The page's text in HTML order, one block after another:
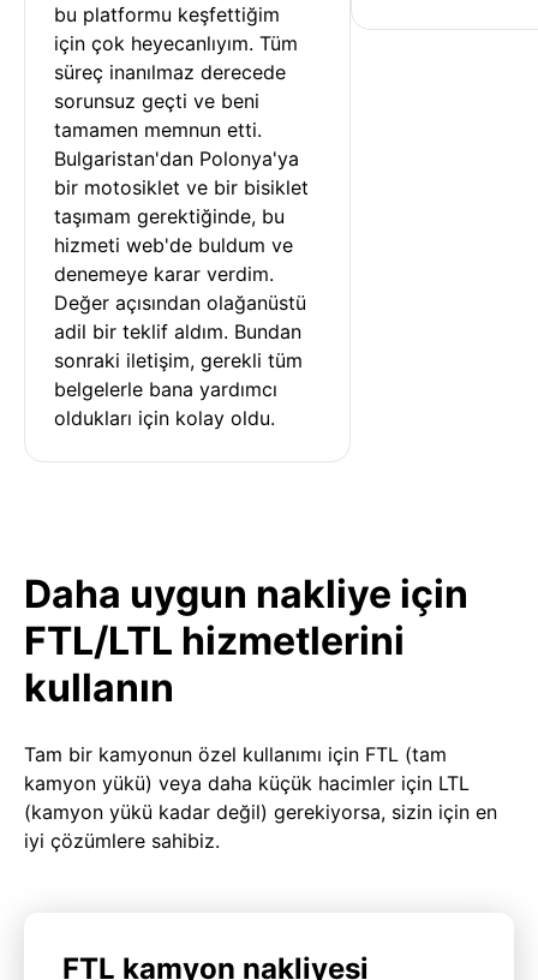
bu platformu keşfettiğim
için çok heyecanlıyım. Tüm
süreç inanılmaz derecede
sorunsuz geçti ve beni
tamamen memnun etti.
Bulgaristan'dan Polonya'ya
bir motosiklet ve bir bisiklet
taşımam gerektiğinde, bu
hizmeti web'de buldum ve
denemeye karar verdim.
Değer açısından olağanüstü
adil bir teklif aldım. Bundan
sonraki iletişim, gerekli tüm
belgelerle bana yardımcı
oldukları için kolay oldu.
Daha uygun nakliye için
FTL/LTL hizmetlerini
kullanın
Tam bir kamyonun özel kullanımı için FTL (tam
kamyon yükü) veya daha küçük hacimler için LTL
(kamyon yükü kadar değil) gerekiyorsa, sizin için en
iyi çözümlere sahibiz.
FTL kamyon nakliyesi